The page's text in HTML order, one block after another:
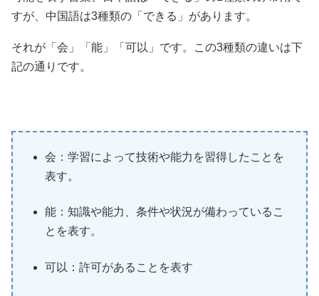
すが、中国語は3種類の「できる」があります。
それが「会」「能」「可以」です。この3種類の違いは下
記の通りです。
会：学習によって技術や能力を習得したことを
表す。
能：知識や能力、条件や状況が備わっているこ
とを表す。
可以：許可があることを表す